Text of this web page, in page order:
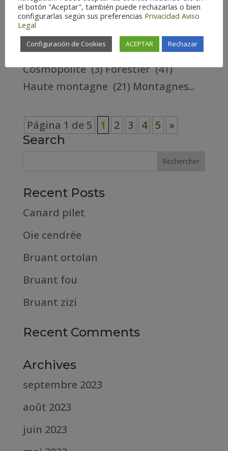
PROVINCE Huesca – Espagne (135)
Teruel – Espagne (132) Zaragoza –
Espagne (139) Habitat
Cosmopolite (3) Forestier (41)
Haute montagne (21) Montagnes...
Página 1 de 5 1 2 3 4 5 »
Search
Recent Posts
Canard pilet
Oie cendrée
Bruant ortolan
Bruant fou
Bruant zizi
Recent Comments
Archives
septembre 2023
août 2023
juin 2023
el botón "Aceptar", también puede rechazarlas o bien
configurarlas según sus preferencias Privacidad Aviso
Legal
Configuración de Cookies ACEPTAR Rechazar